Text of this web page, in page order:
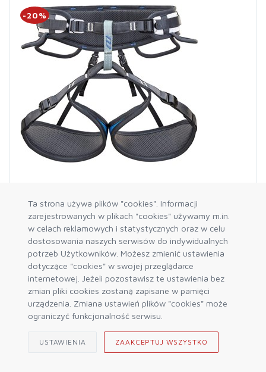
Ta strona używa plików "cookies". Informacji
zarejestrowanych w plikach "cookies" używamy m.in.
w celach reklamowych i statystycznych oraz w celu
dostosowania naszych serwisów do indywidualnych
potrzeb Użytkowników. Możesz zmienić ustawienia
dotyczące "cookies" w swojej przeglądarce
internetowej. Jeżeli pozostawisz te ustawienia bez
zmian pliki cookies zostaną zapisane w pamięci
urządzenia. Zmiana ustawień plików "cookies" może
ograniczyć funkcjonalność serwisu.
USTAWIENIA ZAAKCEPTUJ WSZYSTKO
-20%
SKYLOTEC
Uprząż ASCENT BLUE/SILVER/GREY L-XL
329,99 zł 263,99 zł
DO KOSZYKA